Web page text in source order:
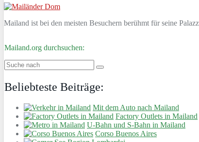
Mailand ist bei den meisten Besuchern berühmt für seine
Mailand.org durchsuchen:
Beliebteste Beiträge:
Mit dem Auto nach Mailand
Factory Outlets in Mailand
U-Bahn und S-Bahn in Mailand
Corso Buenos Aires